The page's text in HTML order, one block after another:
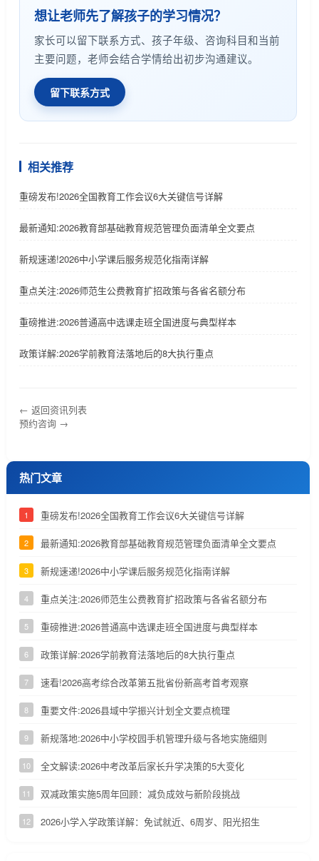
想让老师先了解孩子的学习情况？
家长可以留下联系方式、孩子年级、咨询科目和当前
主要问题，老师会结合学情给出初步沟通建议。
留下联系方式
相关推荐
重磅发布!2026全国教育工作会议6大关键信号详解
最新通知:2026教育部基础教育规范管理负面清单全文要点
新规速递!2026中小学课后服务规范化指南详解
重点关注:2026师范生公费教育扩招政策与各省名额分布
重磅推进:2026普通高中选课走班全国进度与典型样本
政策详解:2026学前教育法落地后的8大执行重点
← 返回资讯列表
预约咨询 →
热门文章
1 重磅发布!2026全国教育工作会议6大关键信号详解
2 最新通知:2026教育部基础教育规范管理负面清单全文要点
3 新规速递!2026中小学课后服务规范化指南详解
4 重点关注:2026师范生公费教育扩招政策与各省名额分布
5 重磅推进:2026普通高中选课走班全国进度与典型样本
6 政策详解:2026学前教育法落地后的8大执行重点
7 速看!2026高考综合改革第五批省份新高考首考观察
8 重要文件:2026县域中学振兴计划全文要点梳理
9 新规落地:2026中小学校园手机管理升级与各地实施细则
10 全文解读:2026中考改革后家长升学决策的5大变化
11 双减政策实施5周年回顾：减负成效与新阶段挑战
12 2026小学入学政策详解：免试就近、6周岁、阳光招生